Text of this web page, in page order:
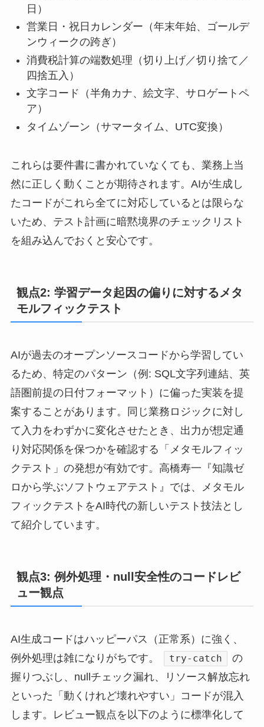
日）
営業日・祝日カレンダー（年末年始、ゴールデ
ンウィークの跨ぎ）
消費税計算の端数処理（切り上げ／切り捨て／
四捨五入）
文字コード（半角カナ、絵文字、サロゲートペ
ア）
タイムゾーン（サマータイム、UTC変換）
これらは要件書に書かれていなくても、業務上当
然に正しく動くことが期待されます。AIが生成し
たコードがこれら全てに対応しているとは限らな
いため、テスト計画に暗黙境界のチェックリスト
を組み込んでおくと安心です。
観点2: 学習データ起因の偏りに対するメタ
モルフィックテスト
AIが過去のオープンソースコードから学習してい
るため、特定のパターン（例: SQL文字列連結、英
語圏前提の日付フォーマット）に偏った実装を提
案することがあります。同じ業務ロジックに対し
て入力をわずかに変化させたとき、出力が想定通
り対応関係を保つかを確認する「メタモルフィッ
クテスト」の発想が有効です。高橋寿一『知識ゼ
ロから学ぶソフトウェアテスト』では、メタモル
フィックテストをAI時代の新しいテスト技法とし
て紹介しています。
観点3: 例外処理・null安全性のコードレビ
ュー観点
AI生成コードはハッピーパス（正常系）に強く、
例外処理は雑になりがちです。
try-catch
の
握りつぶし、nullチェック漏れ、リソース解放忘れ
といった「動くけれど壊れやすい」コードが混入
します。レビュー観点を以下のように標準化して